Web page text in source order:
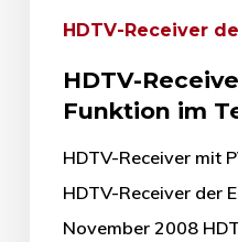
HDTV-Receiver
HDTV-
Funktion im
HDTV-Receiver mit
HDTV-Receiver der
November 2008